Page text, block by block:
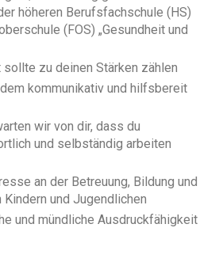
höheren Berufsfachschule (HS)
(FOS) „Gesundheit und
zu deinen Stärken zählen
kommunikativ und hilfsbereit
wir von dir, dass du
und selbständig arbeiten
an der Betreuung, Bildung und
Kindern und Jugendlichen
und mündliche Ausdruckfähigkeit